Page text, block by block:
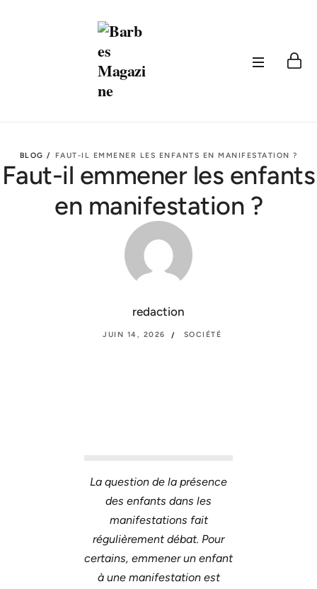
BLOG / FAUT-IL EMMENER LES ENFANTS EN MANIFESTATION ?
Faut-il emmener les enfants
en manifestation ?
redaction
JUIN 14, 2026 SOCIÉTÉ
La question de la présence
des enfants dans les
manifestations fait
régulièrement débat. Pour
certains, emmener un enfant
à une manifestation est